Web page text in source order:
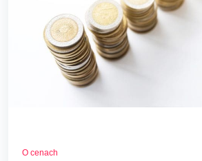
O cenach